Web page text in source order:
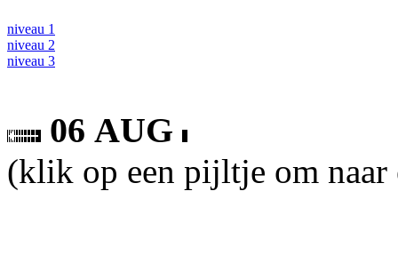
niveau 1
niveau 2
niveau 3
06 AUG
(klik op een pijltje om naar